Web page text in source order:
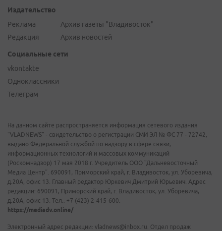
Издательство
Реклама
Редакция
Архив газеты "Владивосток"
Архив новостей
Социальные сети
vkontakte
Одноклассники
Телеграм
На данном сайте распространяется информация сетевого издания
"VLADNEWS" - свидетельство о регистрации СМИ ЭЛ № ФС 77 - 72742,
выдано Федеральной службой по надзору в сфере связи,
информационных технологий и массовых коммуникаций
(Роскомнадзор) 17 мая 2018 г. Учредитель ООО "Дальневосточный
Медиа Центр". 690091, Приморский край, г. Владивосток, ул. Уборевича,
д.20А, офис 13. Главный редактор Юркевич Дмитрий Юрьевич. Адрес
редакции: 690091, Приморский край, г. Владивосток, ул. Уборевича,
д.20А, офис 13. Тел.: +7 (423) 2-415-600.
https://mediadv.online/
Электронный адрес редакции: vladnews@inbox.ru. Отдел продаж